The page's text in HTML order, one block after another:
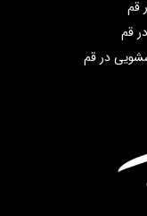
قم
قم
در قم